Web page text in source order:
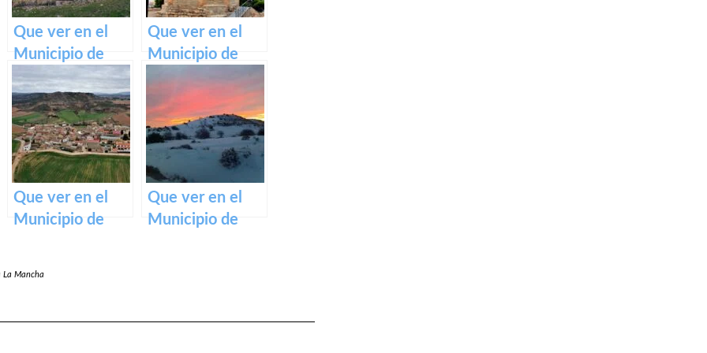
Que ver en el
Municipio de
Solana del Pino
en Castilla La
Mancha
Que ver en el
Municipio de
Monreal del
Llano en Castilla
La Mancha
Que ver en el
Municipio de
Que ver en el
Municipio de
La Mancha